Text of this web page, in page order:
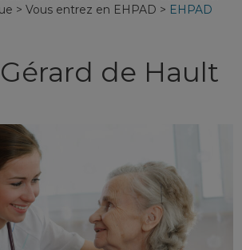
>Vous entrez en EHPAD > EHPAD
de Hault